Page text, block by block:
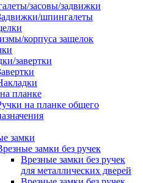
засовы/задвижки
шпингалеты
корпуса защелок
завертки
планке
на планке общего
замки
замки без ручек
Врезные замки без ручек
для металлических дверей